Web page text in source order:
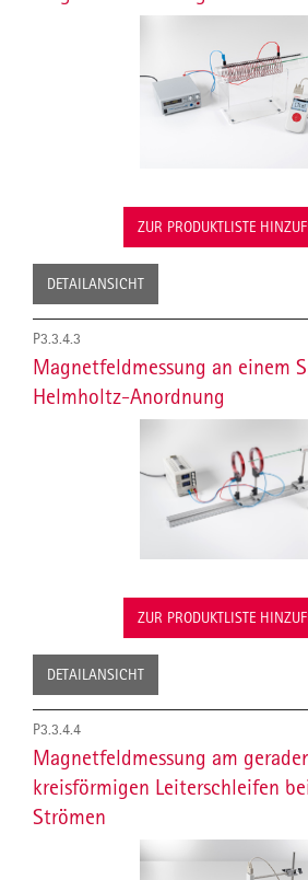
ZUR PRODUKTLISTE
DETAILANSICHT
P3.3.4.3
Magnetfeldmessung an einem
Helmholtz-Anordnung
ZUR PRODUKTLISTE
DETAILANSICHT
P3.3.4.4
Magnetfeldmessung am
kreisförmigen Leiterschleifen
Strömen